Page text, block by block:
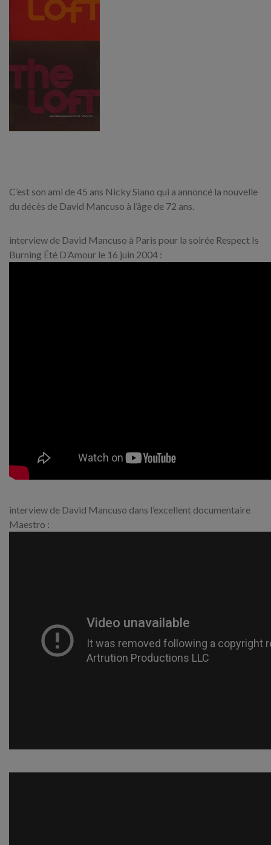
C’est son ami de 45 ans Nicky Siano qui a annoncé la nouvelle
du décès de David Mancuso à l’âge de 72 ans.
interview de David Mancuso à Paris pour la soirée Respect Is
Burning Été D’Amour le 16 juin 2004 :
interview de David Mancuso dans l’excellent documentaire
Maestro :